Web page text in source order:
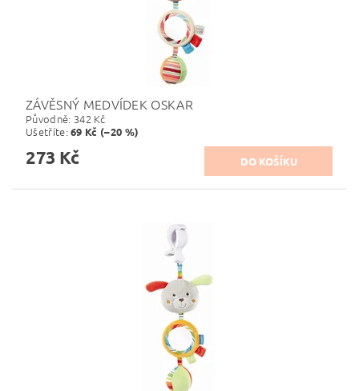
ZÁVĚSNÝ MEDVÍDEK OSKAR
Původně: 342 Kč
Ušetříte:69 Kč (–20 %)
273 Kč